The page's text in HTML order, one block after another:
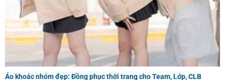
Áo khoác nhóm đẹp: Đồng phục thời trang cho Team, Lớp, CLB